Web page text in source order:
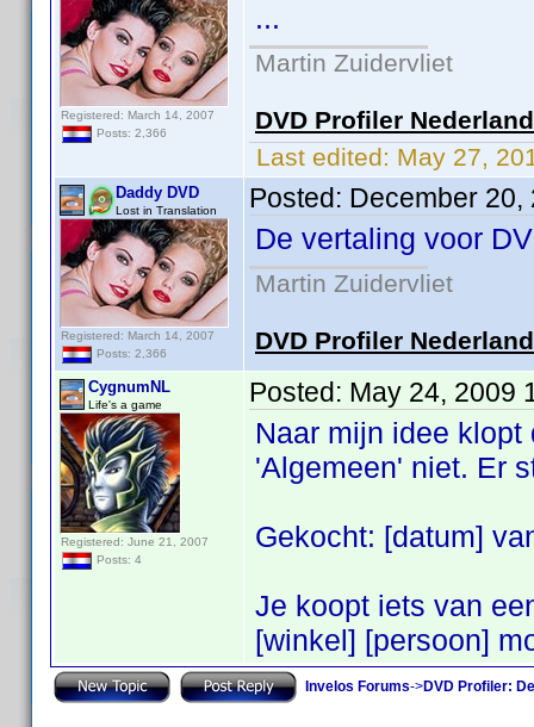
Registered: March 14, 2007
Posts: 2,366
...
Martin Zuidervliet
DVD Profiler
Last edited: May 27,
Daddy DVD
Lost in Translation
Registered: March 14, 2007
Posts: 2,366
Posted: December 20,
De vertaling voor
Martin Zuidervliet
DVD Profiler
CygnumNL
Life's a game
Registered: June 21, 2007
Posts: 4
Posted: May 24, 2009
Naar mijn idee
'Algemeen' niet. Er
Gekocht: [datum]
Je koopt iets van
[winkel] [persoon]
Invelos Forums->DVD Profiler: